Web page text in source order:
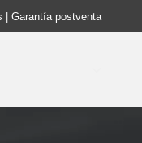
| Garantía postventa